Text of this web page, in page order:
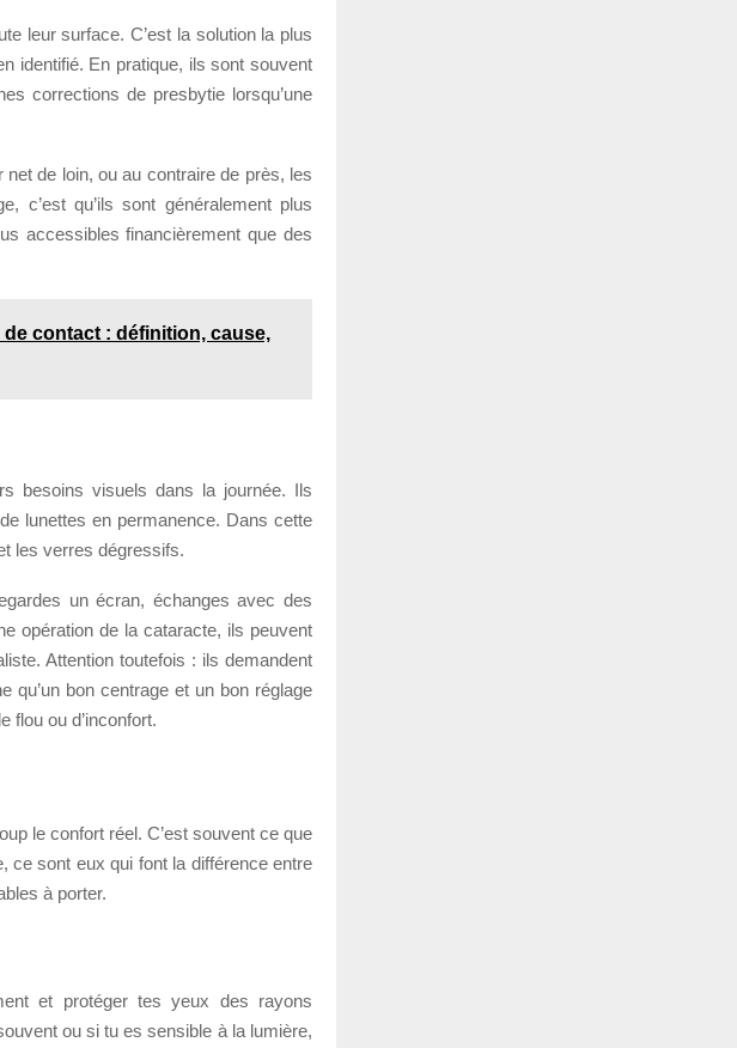
leur surface. C’est la solution la plus
identifié. En pratique, ils sont souvent
corrections de presbytie lorsqu’une
de loin, ou au contraire de près, les
c’est qu’ils sont généralement plus
accessibles financièrement que des
contact : définition, cause,
besoins visuels dans la journée. Ils
lunettes en permanence. Dans cette
les verres dégressifs.
un écran, échanges avec des
opération de la cataracte, ils peuvent
Attention toutefois : ils demandent
qu’un bon centrage et un bon réglage
flou ou d’inconfort.
le confort réel. C’est souvent ce que
ce sont eux qui font la différence entre
à porter.
et protéger tes yeux des rayons
ou si tu es sensible à la lumière,